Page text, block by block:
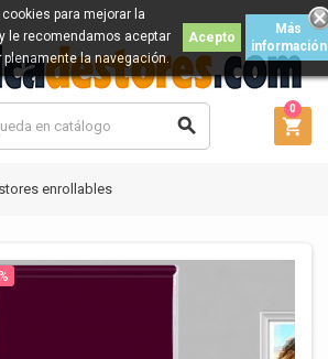
 
0
para mejorar la
le recomendamos aceptar
plenamente la navegación.
Acepto
Más
información
enrollables